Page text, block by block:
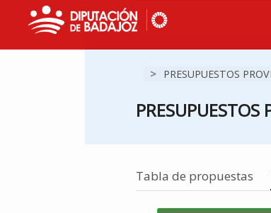
> PRESUPUESTOS
PRESUPUESTOS
Tabla de propuestas